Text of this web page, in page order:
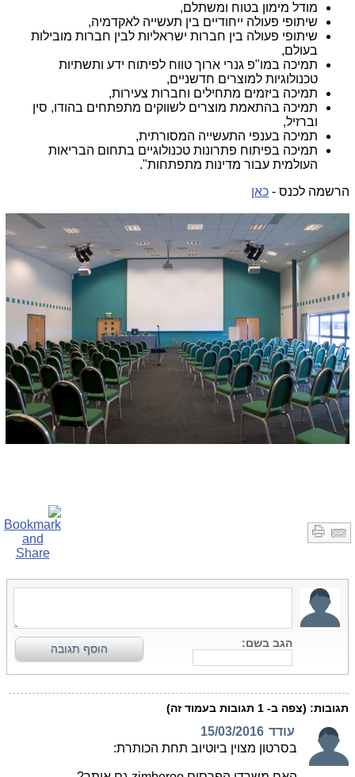
מודל מימון בטוח ומשתלם,
שיתופי פעולה ייחודיים בין תעשייה לאקדמיה,
שיתופי פעולה בין חברות ישראליות לבין חברות מובילות
בעולם,
תמיכה במו"פ גנרי ארוך טווח לפיתוח ידע ותשתיות
טכנולוגיות למוצרים חדשניים,
תמיכה ביזמים מתחילים וחברות צעירות,
תמיכה בהתאמת מוצרים לשווקים מתפתחים בהודו, סין
וברזיל,
תמיכה בענפי התעשייה המסורתית,
תמיכה בפיתוח פתרונות טכנולוגיים בתחום הבריאות
העולמית עבור מדינות מתפתחות".
הרשמה לכנס - כאן